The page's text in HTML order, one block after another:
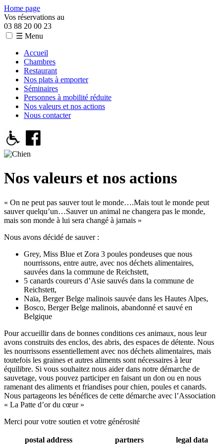
Home page
Vos réservations au
03 88 20 00 23
☰ Menu
Accueil
Chambres
Restaurant
Nos plats à emporter
Séminaires
Personnes à mobilité réduite
Nos valeurs et nos actions
Nous contacter
Nos valeurs et nos actions
« On ne peut pas sauver tout le monde….Mais tout le monde peut
sauver quelqu’un…Sauver un animal ne changera pas le monde,
mais son monde à lui sera changé à jamais »
Nous avons décidé de sauver :
Grey, Miss Blue et Zora 3 poules pondeuses que nous
nourrissons, entre autre, avec nos déchets alimentaires,
sauvées dans la commune de Reichstett,
5 canards coureurs d’Asie sauvés dans la commune de
Reichstett,
Naïa, Berger Belge malinois sauvée dans les Hautes Alpes,
Bosco, Berger Belge malinois, abandonné et sauvé en
Belgique
Pour accueillir dans de bonnes conditions ces animaux, nous leur
avons construits des enclos, des abris, des espaces de détente. Nous
les nourrissons essentiellement avec nos déchets alimentaires, mais
toutefois les graines et autres aliments sont nécessaires à leur
équilibre. Si vous souhaitez nous aider dans notre démarche de
sauvetage, vous pouvez participer en faisant un don ou en nous
ramenant des aliments et friandises pour chien, poules et canards.
Nous partageons les bénéfices de cette démarche avec l’Association
« La Patte d’or du cœur »
Merci pour votre soutien et votre générosité
postal address partners legal data